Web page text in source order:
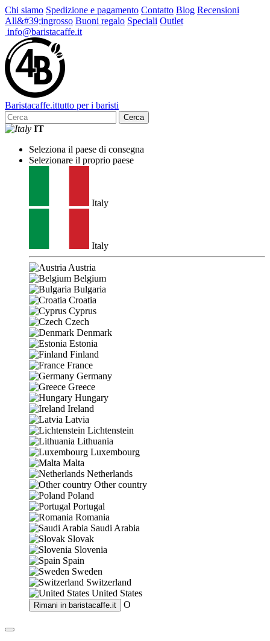
Chi siamo Spedizione e pagamento Contatto Blog Recensioni
All&#39;ingrosso Buoni regalo Speciali Outlet
info@baristacaffe.it
Baristacaffe.ittutto per i baristi
Cerca
IT
Seleziona il paese di consegna
Selezionare il proprio paese
Italy
Italy
Austria
Belgium
Bulgaria
Croatia
Cyprus
Czech
Denmark
Estonia
Finland
France
Germany
Greece
Hungary
Ireland
Latvia
Lichtenstein
Lithuania
Luxembourg
Malta
Netherlands
Other country
Poland
Portugal
Romania
Saudi Arabia
Slovak
Slovenia
Spain
Sweden
Switzerland
United States
Rimani in baristacaffe.it O